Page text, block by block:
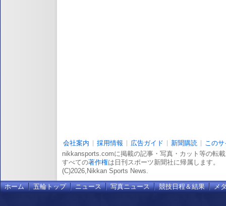
会社案内 採用情報 広告ガイド 新聞購読
この
nikkansports.comに掲載の記事・写真・カット等の転
すべての著作権は日刊スポーツ新聞社に帰属します。
(C)2026,Nikkan Sports News.
ホーム 五輪トップ ニュース 写真ニュース 競技日程＆結果 メ